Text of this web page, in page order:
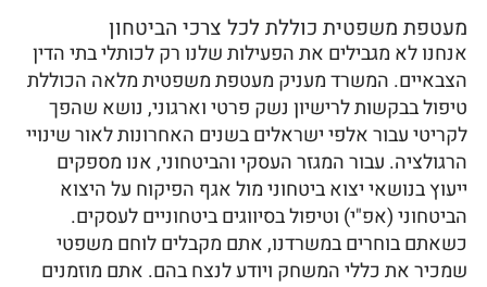
מעטפת משפטית כוללת לכל צרכי הביטחון
אנחנו לא מגבילים את הפעילות שלנו רק לכותלי בתי הדין
הצבאיים. המשרד מעניק מעטפת משפטית מלאה הכוללת
טיפול בבקשות לרישיון נשק פרטי וארגוני, נושא שהפך
לקריטי עבור אלפי ישראלים בשנים האחרונות לאור שינויי
הרגולציה. עבור המגזר העסקי והביטחוני, אנו מספקים
ייעוץ בנושאי יצוא ביטחוני מול אגף הפיקוח על היצוא
הביטחוני (אפ"י) וטיפול בסיווגים ביטחוניים לעסקים.
כשאתם בוחרים במשרדנו, אתם מקבלים לוחם משפטי
שמכיר את כללי המשחק ויודע לנצח בהם. אתם מוזמנים